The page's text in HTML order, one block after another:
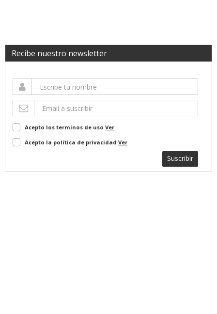
Recibe nuestro newsletter
Acepto los terminos de uso Ver
Acepto la política de privacidad Ver
Suscribir